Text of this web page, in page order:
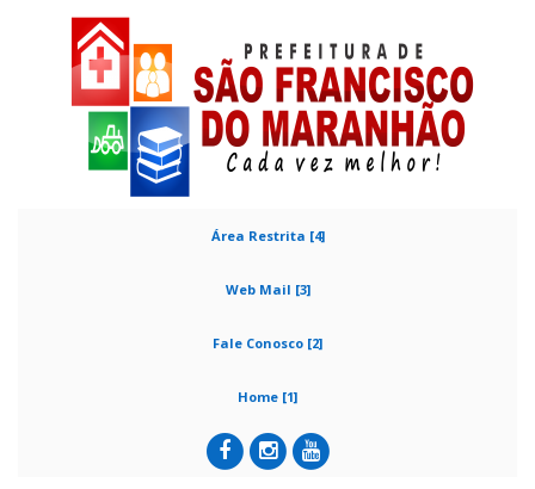
Área Restrita [4]
Web Mail [3]
Fale Conosco [2]
Home [1]